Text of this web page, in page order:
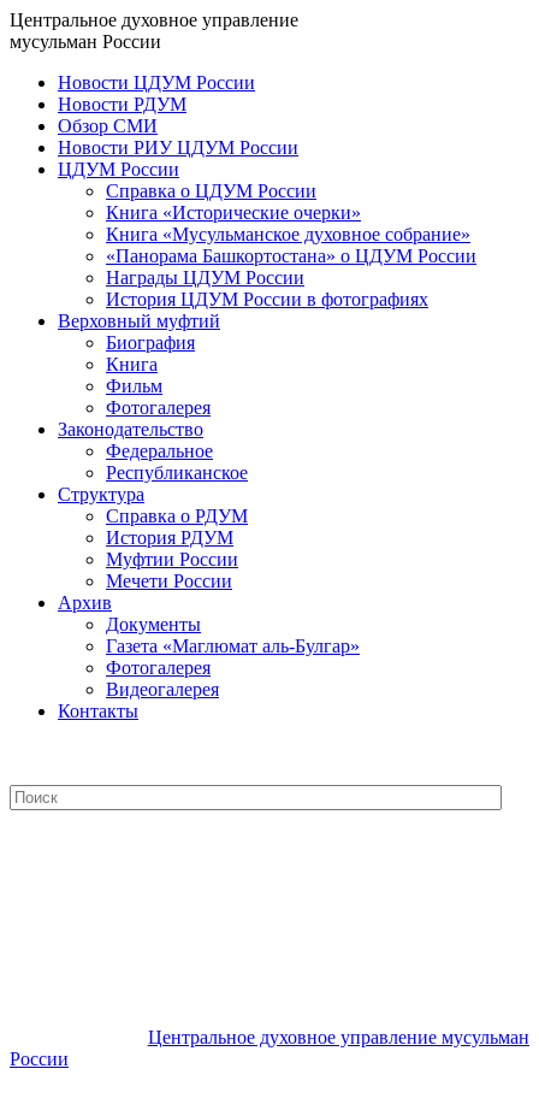
Центральное духовное управление
мусульман России
Новости ЦДУМ России
Новости РДУМ
Обзор СМИ
Новости РИУ ЦДУМ России
ЦДУМ России
Справка о ЦДУМ России
Книга «Исторические очерки»
Книга «Мусульманское духовное собрание»
«Панорама Башкортостана» о ЦДУМ России
Награды ЦДУМ России
История ЦДУМ России в фотографиях
Верховный муфтий
Биография
Книга
Фильм
Фотогалерея
Законодательство
Федеральное
Республиканское
Структура
Справка о РДУМ
История РДУМ
Муфтии России
Мечети России
Архив
Документы
Газета «Маглюмат аль-Булгар»
Фотогалерея
Видеогалерея
Контакты
Центральное духовное управление мусульман
России